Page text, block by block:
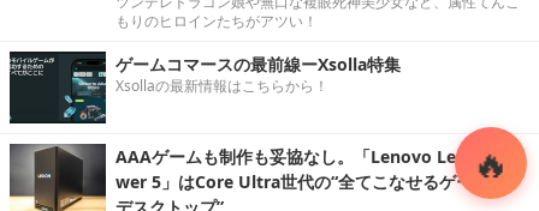
もりのヒロインたちがアツい！
ゲームコマースの最前線ーXsolla特集
Xsollaの最新情報はこちらから！
AAAゲームも制作も妥協なし。「Lenovo Legion To
wer 5」はCore Ultra世代の“全てこなせるゲーミング